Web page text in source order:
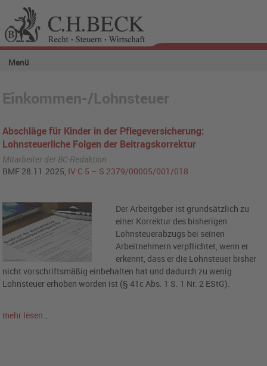
Menü
Einkommen-/Lohnsteuer
Abschläge für Kinder in der Pflegeversicherung:
Lohnsteuerliche Folgen der Beitragskorrektur
Mitarbeiter der BC-Redaktion
BMF 28.11.2025, IV C 5 – S 2379/00005/001/018
Der Arbeitgeber ist grundsätzlich zu
einer Korrektur des bisherigen
Lohnsteuerabzugs bei seinen
Arbeitnehmern verpflichtet, wenn er
erkennt, dass er die Lohnsteuer bisher
nicht vorschriftsmäßig einbehalten hat und dadurch zu wenig
Lohnsteuer erhoben worden ist (§ 41c Abs. 1 S. 1 Nr. 2 EStG).
mehr lesen…